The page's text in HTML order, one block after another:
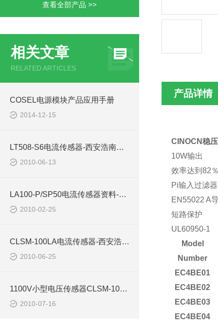
查看全部产品 >>
相关文章
RELATED ARTICLES
COSEL电源模块产品应用手册
2014-12-15
LT508-S6电流传感器-西安浩南电子科技
2010-06-13
LA100-P/SP50电流传感器资料-西安浩南电子科技有限公司
2010-02-25
CLSM-100LA电流传感器-西安浩南电子商
2010-06-25
1100V小型电压传感器CLSM-10MA西安浩南电子科技有限公司
2010-07-16
产品详情
CINOCN稳
10W输出
效率达到82
Pi输入过滤器
EN55022 A
短路保护
UL60950-1
Model
Number
EC4BE01
EC4BE02
EC4BE03
EC4BE04